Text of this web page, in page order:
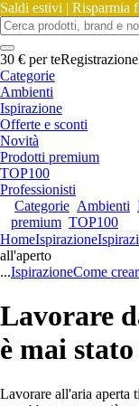
Saldi estivi | Risparmia
30 € per teRegistrazione
Categorie
Ambienti
Ispirazione
Offerte e sconti
Novità
Prodotti premium
TOP100
Professionisti
Categorie Ambienti
premium TOP100
HomeIspirazione
all'aperto
...IspirazioneCome
Lavorare
è mai
Lavorare all'aria aperta